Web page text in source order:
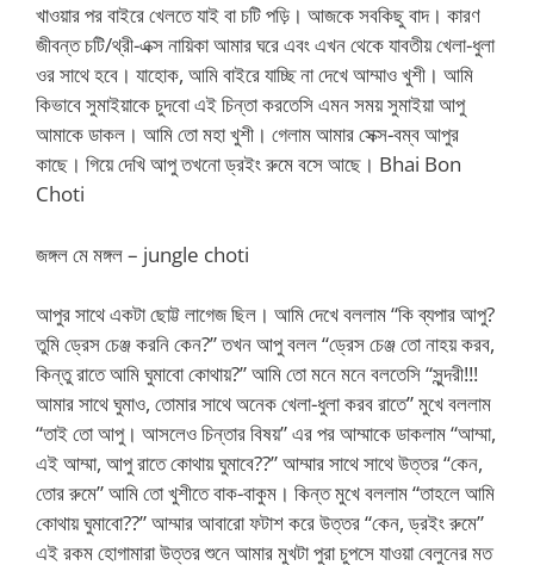
খাওয়ার পর বাইরে খেলতে যাই বা চটি পড়ি। আজকে সবকিছু বাদ। কারণ
জীবন্ত চটি/থ্রী-এক্স নায়িকা আমার ঘরে এবং এখন থেকে যাবতীয় খেলা-ধুলা
ওর সাথে হবে। যাহোক, আমি বাইরে যাচ্ছি না দেখে আম্মাও খুশী। আমি
কিভাবে সুমাইয়াকে চুদবো এই চিন্তা করতেসি এমন সময় সুমাইয়া আপু
আমাকে ডাকল। আমি তো মহা খুশী। গেলাম আমার সেক্স-বম্ব আপুর
কাছে। গিয়ে দেখি আপু তখনো ড্রইং রুমে বসে আছে। Bhai Bon
Choti
জঙ্গল মে মঙ্গল – jungle choti
আপুর সাথে একটা ছোট্ট লাগেজ ছিল। আমি দেখে বললাম “কি ব্যপার আপু?
তুমি ড্রেস চেঞ্জ করনি কেন?” তখন আপু বলল “ড্রেস চেঞ্জ তো নাহয় করব,
কিন্তু রাতে আমি ঘুমাবো কোথায়?” আমি তো মনে মনে বলতেসি “সুন্দরী!!!
আমার সাথে ঘুমাও, তোমার সাথে অনেক খেলা-ধুলা করব রাতে” মুখে বললাম
“তাই তো আপু। আসলেও চিন্তার বিষয়” এর পর আম্মাকে ডাকলাম “আম্মা,
এই আম্মা, আপু রাতে কোথায় ঘুমাবে??” আম্মার সাথে সাথে উত্তর “কেন,
তোর রুমে” আমি তো খুশীতে বাক-বাকুম। কিন্ত মুখে বললাম “তাহলে আমি
কোথায় ঘুমাবো??” আম্মার আবারো ফটাশ করে উত্তর “কেন, ড্রইং রুমে”
এই রকম হোগামারা উত্তর শুনে আমার মুখটা পুরা চুপসে যাওয়া বেলুনের মত